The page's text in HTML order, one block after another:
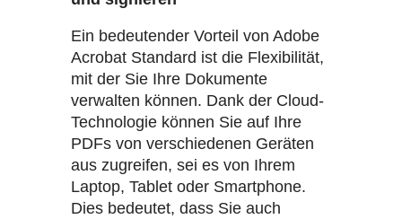
Ein bedeutender Vorteil von Adobe
Acrobat Standard ist die Flexibilität,
mit der Sie Ihre Dokumente
verwalten können. Dank der Cloud-
Technologie können Sie auf Ihre
PDFs von verschiedenen Geräten
aus zugreifen, sei es von Ihrem
Laptop, Tablet oder Smartphone.
Dies bedeutet, dass Sie auch